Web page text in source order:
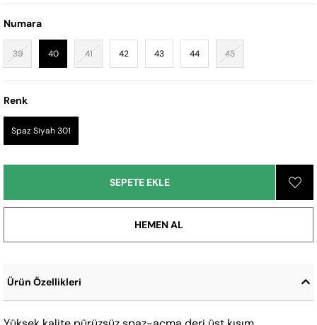
Numara
39 40 41 42 43 44 45
Renk
Spaz Siyah 301
Ürün Özellikleri